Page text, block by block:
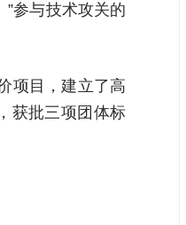
参与技术攻关的
项目，建立了高
获批三项团体标